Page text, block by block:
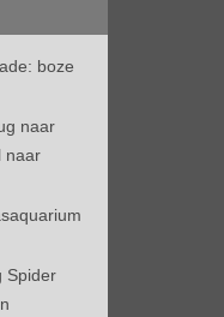
boze
naar
naar
Spider